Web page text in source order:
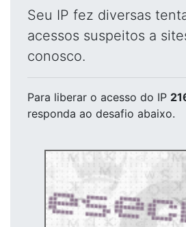
Seu IP fez diversas
acessos suspeitos a
conosco.
Para liberar o acesso do IP
responda ao desafio abaixo.